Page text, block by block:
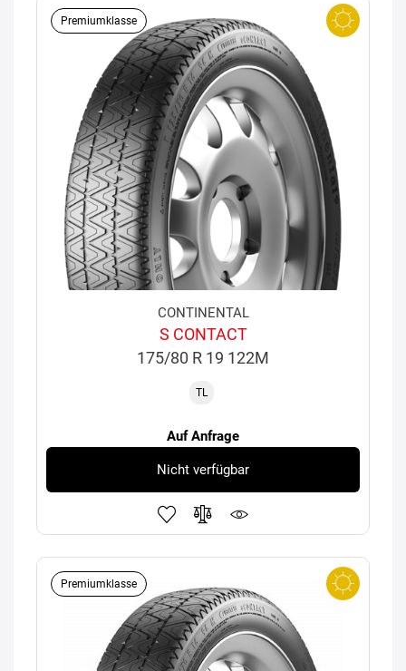
Premiumklasse
CONTINENTAL
S CONTACT
175/80 R 19 122M
TL
Auf Anfrage
Nicht verfügbar
Premiumklasse